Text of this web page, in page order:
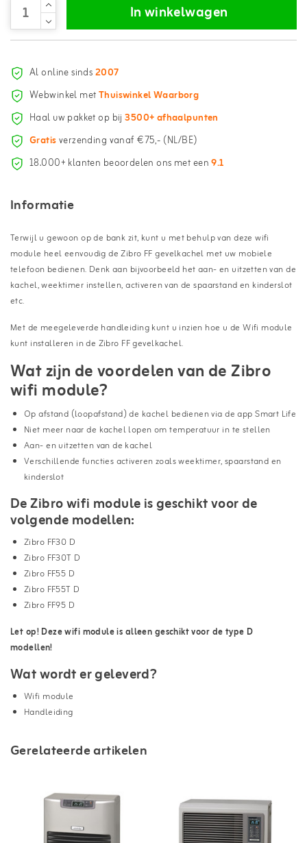
In winkelwagen
Al online sinds2007
Webwinkel metThuiswinkel Waarborg
Haal uw pakket op bij3500+ afhaalpunten
Gratisverzending vanaf €75,- (NL/BE)
18.000+ klanten beoordelen ons met een9.1
Informatie
Terwijl u gewoon op de bank zit, kunt u met behulp van deze wifi
module heel eenvoudig de Zibro FF gevelkachel met uw mobiele
telefoon bedienen. Denk aan bijvoorbeeld het aan- en uitzetten van de
kachel, weektimer instellen, activeren van de spaarstand en kinderslot
etc.
Met de meegeleverde handleiding kunt u inzien hoe u de Wifi module
kunt installeren in de Zibro FF gevelkachel.
Wat zijn de voordelen van de Zibro
wifi module?
Op afstand (loopafstand) de kachel bedienen via de app Smart Life
Niet meer naar de kachel lopen om temperatuur in te stellen
Aan- en uitzetten van de kachel
Verschillende functies activeren zoals weektimer, spaarstand en
kinderslot
De Zibro wifi module is geschikt voor de
volgende modellen:
Zibro FF30 D
Zibro FF30T D
Zibro FF55 D
Zibro FF55T D
Zibro FF95 D
Let op! Deze wifi module is alleen geschikt voor de type D
modellen!
Wat wordt er geleverd?
Wifi module
Handleiding
Gerelateerde artikelen